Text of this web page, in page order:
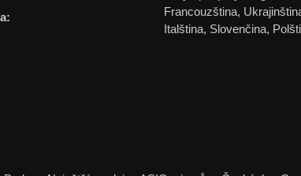
Francouzština,
Italština, Slovenčina,